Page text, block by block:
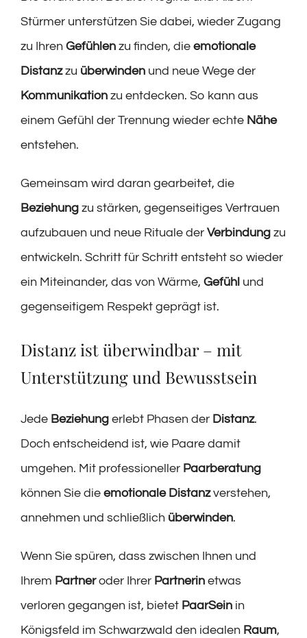
Stürmer unterstützen Sie dabei, wieder Zugang
zu Ihren Gefühlen zu finden, die emotionale
Distanzzu überwinden und neue Wege der
Kommunikation zu entdecken. So kann aus
einem Gefühl der Trennung wieder echte Nähe
entstehen.
Gemeinsam wird daran gearbeitet, die
Beziehung zu stärken, gegenseitiges Vertrauen
aufzubauen und neue Rituale der Verbindung zu
entwickeln. Schritt für Schritt entsteht so wieder
ein Miteinander, das von Wärme, Gefühl und
gegenseitigem Respekt geprägt ist.
Distanz ist überwindbar – mit
Unterstützung und Bewusstsein
Jede Beziehung erlebt Phasen der Distanz.
Doch entscheidend ist, wie Paare damit
umgehen. Mit professioneller Paarberatung
können Sie die emotionale Distanzverstehen,
annehmen und schließlich überwinden.
Wenn Sie spüren, dass zwischen Ihnen und
Ihrem Partneroder Ihrer Partnerin etwas
verloren gegangen ist, bietet PaarSein in
Königsfeld im Schwarzwald den idealen Raum,